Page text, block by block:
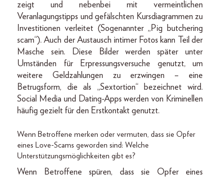
zeigt und nebenbei mit vermeintlichen
Veranlagungstipps und gefälschten Kursdiagrammen zu
Investitionen verleitet (Sogenannter „Pig butchering
scam“). Auch der Austausch intimer Fotos kann Teil der
Masche sein. Diese Bilder werden später unter
Umständen für Erpressungsversuche genutzt, um
weitere Geldzahlungen zu erzwingen – eine
Betrugsform, die als „Sextortion“ bezeichnet wird.
Social Media und Dating-Apps werden von Kriminellen
häufig gezielt für den Erstkontakt genutzt.
Wenn Betroffene merken oder vermuten, dass sie Opfer
eines Love-Scams geworden sind: Welche
Unterstützungsmöglichkeiten gibt es?
Wenn Betroffene spüren, dass sie Opfer eines